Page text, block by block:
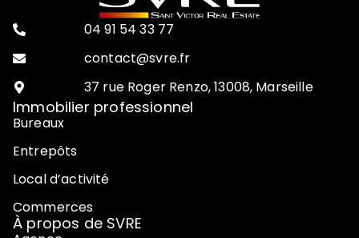
04 91 54 33 77
contact@svre.fr
37 rue Roger Renzo, 13008, Marseille
Immobilier professionnel
Bureaux
Entrepôts
Local d’activité
Commerces
À propos de SVRE